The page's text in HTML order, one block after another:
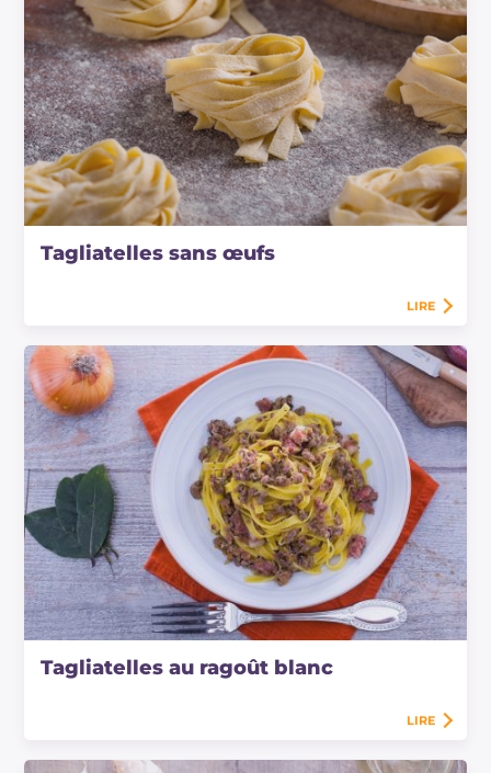
Tagliatelles sans œufs
LIRE
Tagliatelles au ragoût blanc
LIRE